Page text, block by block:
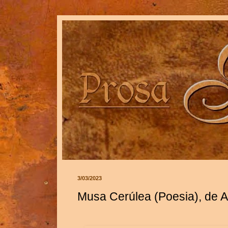
3/03/2023
Musa Cerúlea (Poesia), de